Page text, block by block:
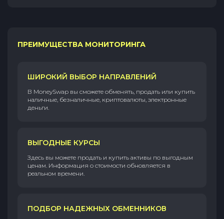
ПРЕИМУЩЕСТВА МОНИТОРИНГА
ШИРОКИЙ ВЫБОР НАПРАВЛЕНИЙ
В MoneySwap вы сможете обменять, продать или купить
наличные, безналичные, криптовалюты, электронные
деньги.
ВЫГОДНЫЕ КУРСЫ
Здесь вы можете продать и купить активы по выгодным
ценам. Информация о стоимости обновляется в
реальном времени.
ПОДБОР НАДЕЖНЫХ ОБМЕННИКОВ